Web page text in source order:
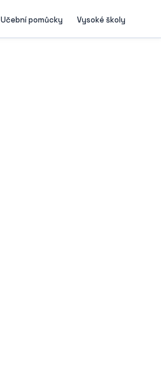
Učební pomůcky Vysoké školy